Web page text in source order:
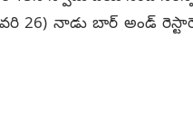
26) నాడు బార్‌ అండ్‌